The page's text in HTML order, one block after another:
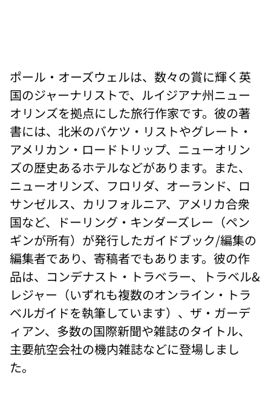
ポール・オーズウェルは、数々の賞に輝く英
国のジャーナリストで、ルイジアナ州ニュー
オリンズを拠点にした旅行作家です。彼の著
書には、北米のバケツ・リストやグレート・
アメリカン・ロードトリップ、ニューオリン
ズの歴史あるホテルなどがあります。また、
ニューオリンズ、フロリダ、オーランド、ロ
サンゼルス、カリフォルニア、アメリカ合衆
国など、ドーリング・キンダーズレー（ペン
ギンが所有）が発行したガイドブック/編集の
編集者であり、寄稿者でもあります。彼の作
品は、コンデナスト・トラベラー、トラベル&
レジャー（いずれも複数のオンライン・トラ
ベルガイドを執筆しています）、ザ・ガーデ
ィアン、多数の国際新聞や雑誌のタイトル、
主要航空会社の機内雑誌などに登場しまし
た。